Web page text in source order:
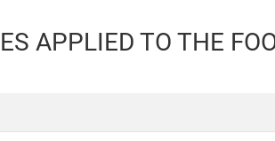
APPLIED TO THE